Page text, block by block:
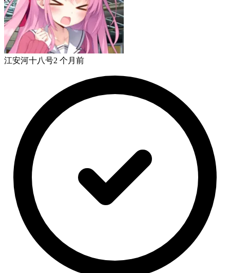
江安河十八号2 个月前